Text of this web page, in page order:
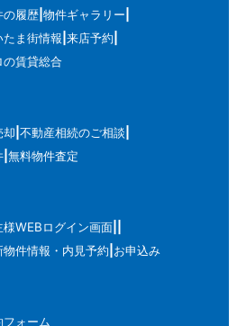
の履歴 物件ギャラリー
たま街情報 来店予約
の賃貸総合
却 不動産相続のご相談
無料物件査定
様WEBログイン画面
物件情報・内見予約 お申込み
フォーム